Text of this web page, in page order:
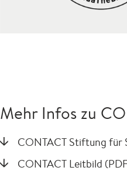
Mehr Infos zu
CONTACT Stiftung für
CONTACT Leitbild